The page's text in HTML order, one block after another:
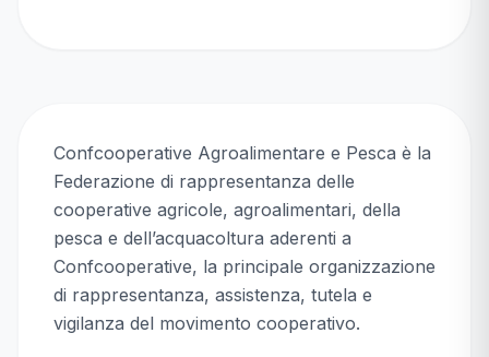
Confcooperative Agroalimentare e Pesca è la
Federazione di rappresentanza delle
cooperative agricole, agroalimentari, della
pesca e dell’acquacoltura aderenti a
Confcooperative, la principale organizzazione
di rappresentanza, assistenza, tutela e
vigilanza del movimento cooperativo.